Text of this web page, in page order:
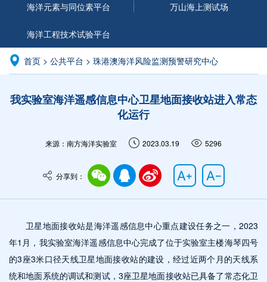
海洋元素与同位素平台 万山海上测试场
海洋工程技术试验平台
首页 > 公共平台 > 珠港澳海洋风险监测预警研究中心
我实验室海洋遥感信息中心卫星地面接收站进入常态
化运行
来源：南方海洋实验室 2023.03.19 5296
分享到：
卫星地面接收站是海洋遥感信息中心重点建设任务之一， 2023
年1月， 我实验室海洋遥感信息中心完成了位于实验室主楼海琴四号
的3座3米口径天线卫星地面接收站的建设，经过近两个月的天线系
统和地面系统的调试和测试，3座卫星地面接收站已具备了常态化卫